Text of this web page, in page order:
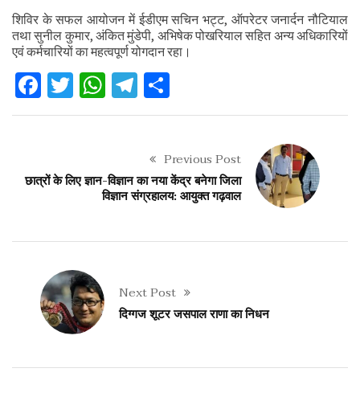
शिविर के सफल आयोजन में ईडीएम सचिन भट्ट, ऑपरेटर जनार्दन नौटियाल
तथा सुनील कुमार, अंकित मुंडेपी, अभिषेक पोखरियाल सहित अन्य अधिकारियों
एवं कर्मचारियों का महत्वपूर्ण योगदान रहा।
Facebook
Twitter
WhatsApp
Telegram
Previous Post
छात्रों के लिए ज्ञान-विज्ञान का नया केंद्र बनेगा जिला
विज्ञान संग्रहालय: आयुक्त गढ़वाल
Next Post
दिग्गज शूटर जसपाल राणा का निधन